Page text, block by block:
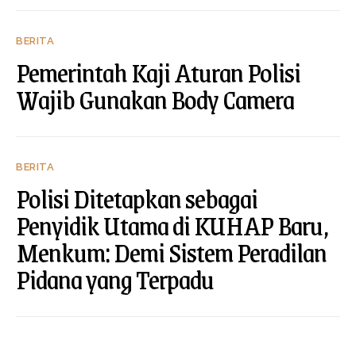
BERITA
Pemerintah Kaji Aturan Polisi
Wajib Gunakan Body Camera
BERITA
Polisi Ditetapkan sebagai
Penyidik Utama di KUHAP Baru,
Menkum: Demi Sistem Peradilan
Pidana yang Terpadu